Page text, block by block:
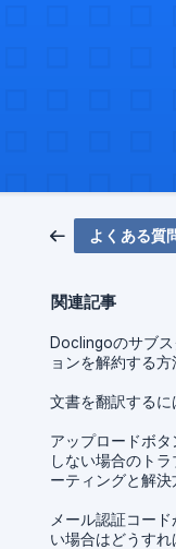
よくある質
関連記事
Doclingoのサブ
ョンを解約する方
文書を翻訳するに
アップロードボタ
しない場合のトラ
ーティングと解決
メール認証コー
い場合はどうすれ